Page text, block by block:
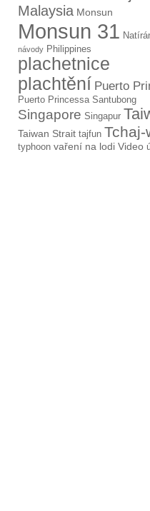
Malaysia Monsun
Monsun 31
návody Philippines
plachetnice
plachtění Puerto
Puerto Princessa Santubong
Singapore Singapur
Taiwan Strait tajfun Tchaj-
typhoon vaření na lodi Video